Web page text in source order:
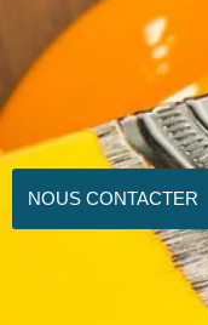
NOUS CONTACTER